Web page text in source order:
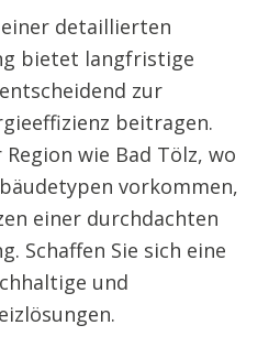
detaillierten
bietet langfristige
zur
beitragen.
wie Bad Tölz, wo
vorkommen,
einer durchdachten
Schaffen Sie sich eine
und